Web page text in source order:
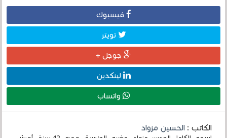
فيسبوك
تويتر
جوجل +
لينكدين
واتساب
الكاتب :الحسين مزواد